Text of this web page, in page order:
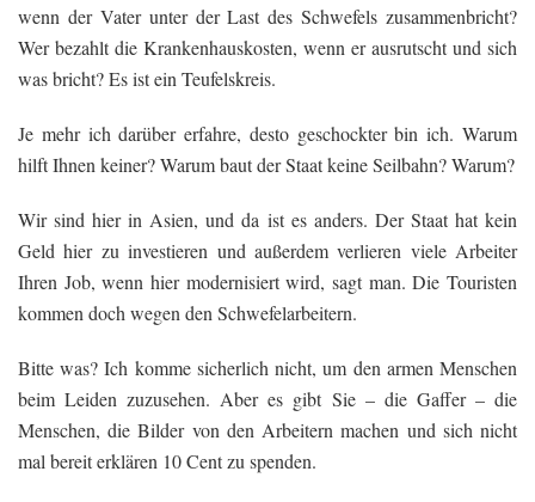
wenn der Vater unter der Last des Schwefels zusammenbricht?
Wer bezahlt die Krankenhauskosten, wenn er ausrutscht und sich
was bricht? Es ist ein Teufelskreis.
Je mehr ich darüber erfahre, desto geschockter bin ich. Warum
hilft Ihnen keiner? Warum baut der Staat keine Seilbahn? Warum?
Wir sind hier in Asien, und da ist es anders. Der Staat hat kein
Geld hier zu investieren und außerdem verlieren viele Arbeiter
Ihren Job, wenn hier modernisiert wird, sagt man. Die Touristen
kommen doch wegen den Schwefelarbeitern.
Bitte was? Ich komme sicherlich nicht, um den armen Menschen
beim Leiden zuzusehen. Aber es gibt Sie – die Gaffer – die
Menschen, die Bilder von den Arbeitern machen und sich nicht
mal bereit erklären 10 Cent zu spenden.